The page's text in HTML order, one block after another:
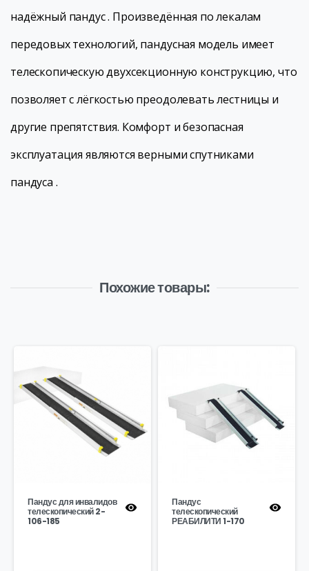
надёжный пандус . Произведённая по лекалам
передовых технологий, пандусная модель имеет
телескопическую двухсекционную конструкцию, что
позволяет с лёгкостью преодолевать лестницы и
другие препятствия. Комфорт и безопасная
эксплуатация являются верными спутниками
пандуса .
Похожие товары:
Пандус для инвалидов
телескопический 2-
106-185
Пандус
телескопический
РЕАБИЛИТИ 1-170